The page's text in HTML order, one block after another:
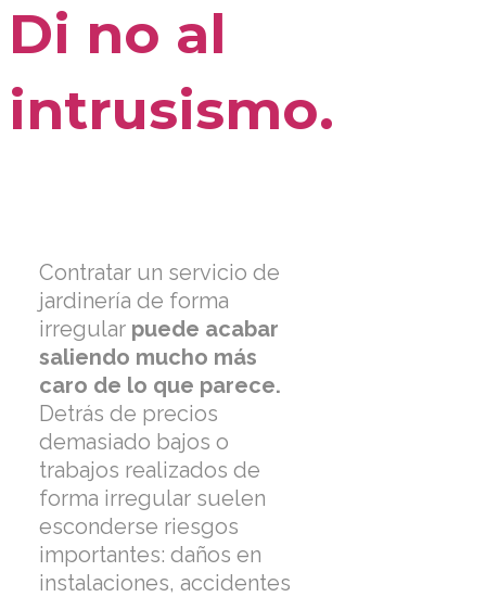
Di no al
intrusismo.
Contratar un servicio de
jardinería de forma
irregular puede acabar
saliendo mucho más
caro de lo que parece.
Detrás de precios
demasiado bajos o
trabajos realizados de
forma irregular suelen
esconderse riesgos
importantes: daños en
instalaciones, accidentes